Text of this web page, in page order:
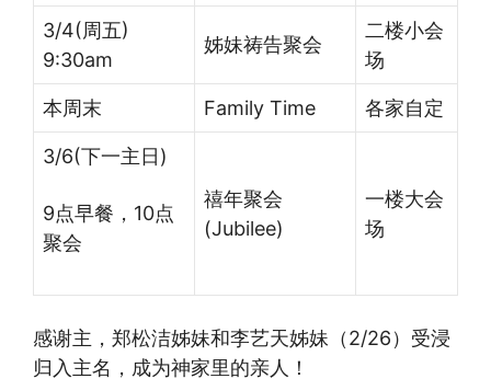
3/4(周五)
9:30am
姊妹祷告聚会
二楼小会
场
本周末 Family Time 各家自定
3/6(下一主日)
9点早餐，10点
聚会
禧年聚会
(Jubilee)
一楼大会
场
感谢主，郑松洁姊妹和李艺天姊妹（2/26）受浸
归入主名，成为神家里的亲人！